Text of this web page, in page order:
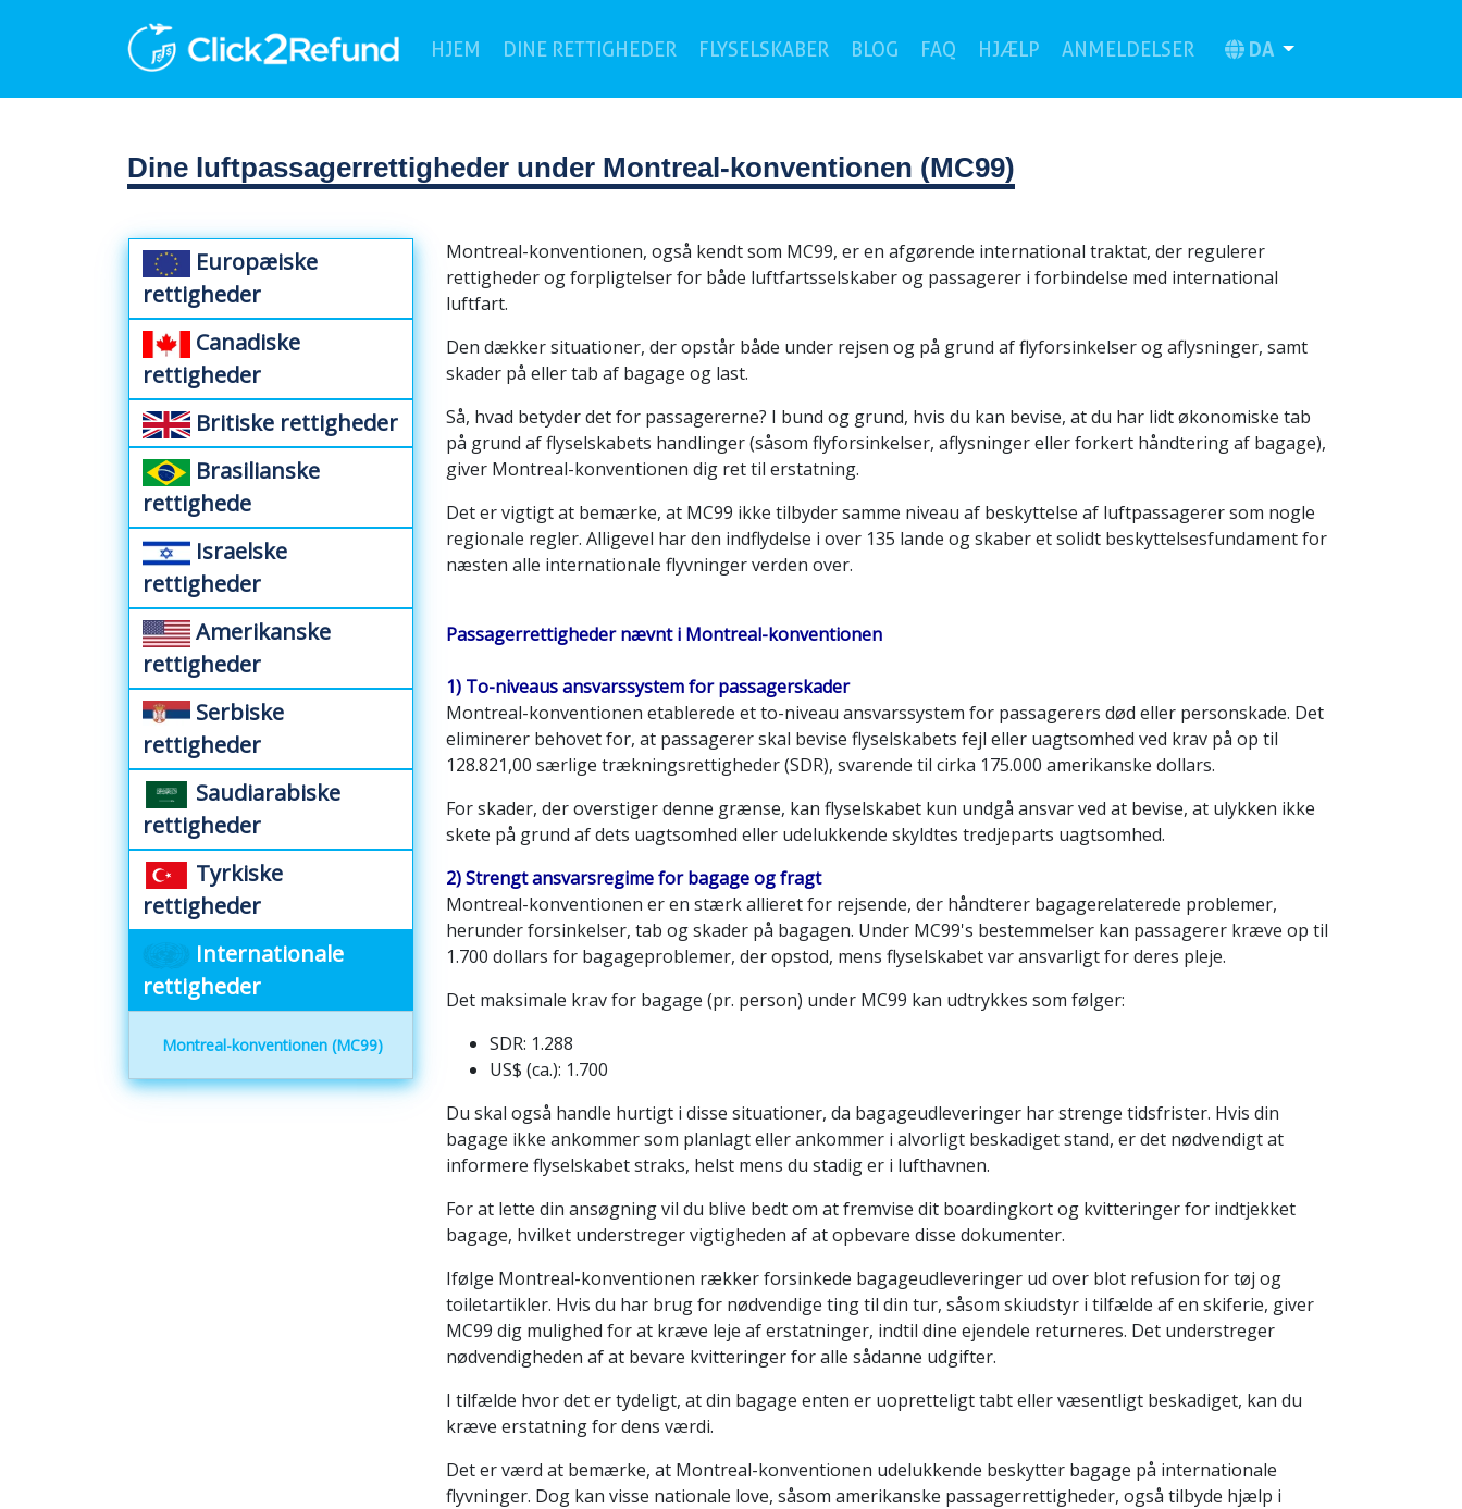
HJEM DINE RETTIGHEDER FLYSELSKABER BLOG FAQ(current)
HJÆLP ANMELDELSER DA
Dine luftpassagerrettigheder under Montreal-konventionen (MC99)
Europæiske
rettigheder
Canadiske
rettigheder
Britiske rettigheder
Brasilianske
rettighede
Israelske
rettigheder
Amerikanske
rettigheder
Serbiske
rettigheder
Saudiarabiske
rettigheder
Tyrkiske
rettigheder
Internationale
rettigheder
Montreal-konventionen (MC99)
Montreal-konventionen, også kendt som MC99, er en afgørende international traktat, der regulerer
rettigheder og forpligtelser for både luftfartsselskaber og passagerer i forbindelse med international
luftfart.
Den dækker situationer, der opstår både under rejsen og på grund af flyforsinkelser og aflysninger, samt
skader på eller tab af bagage og last.
Så, hvad betyder det for passagererne? I bund og grund, hvis du kan bevise, at du har lidt økonomiske tab
på grund af flyselskabets handlinger (såsom flyforsinkelser, aflysninger eller forkert håndtering af bagage),
giver Montreal-konventionen dig ret til erstatning.
Det er vigtigt at bemærke, at MC99 ikke tilbyder samme niveau af beskyttelse af luftpassagerer som nogle
regionale regler. Alligevel har den indflydelse i over 135 lande og skaber et solidt beskyttelsesfundament for
næsten alle internationale flyvninger verden over.
Passagerrettigheder nævnt i Montreal-konventionen
1) To-niveaus ansvarssystem for passagerskader
Montreal-konventionen etablerede et to-niveau ansvarssystem for passagerers død eller personskade. Det
eliminerer behovet for, at passagerer skal bevise flyselskabets fejl eller uagtsomhed ved krav på op til
128.821,00 særlige trækningsrettigheder (SDR), svarende til cirka 175.000 amerikanske dollars.
For skader, der overstiger denne grænse, kan flyselskabet kun undgå ansvar ved at bevise, at ulykken ikke
skete på grund af dets uagtsomhed eller udelukkende skyldtes tredjeparts uagtsomhed.
2) Strengt ansvarsregime for bagage og fragt
Montreal-konventionen er en stærk allieret for rejsende, der håndterer bagagerelaterede problemer,
herunder forsinkelser, tab og skader på bagagen. Under MC99's bestemmelser kan passagerer kræve op til
1.700 dollars for bagageproblemer, der opstod, mens flyselskabet var ansvarligt for deres pleje.
Det maksimale krav for bagage (pr. person) under MC99 kan udtrykkes som følger:
SDR: 1.288
US$ (ca.): 1.700
Du skal også handle hurtigt i disse situationer, da bagageudleveringer har strenge tidsfrister. Hvis din
bagage ikke ankommer som planlagt eller ankommer i alvorligt beskadiget stand, er det nødvendigt at
informere flyselskabet straks, helst mens du stadig er i lufthavnen.
For at lette din ansøgning vil du blive bedt om at fremvise dit boardingkort og kvitteringer for indtjekket
bagage, hvilket understreger vigtigheden af at opbevare disse dokumenter.
Ifølge Montreal-konventionen rækker forsinkede bagageudleveringer ud over blot refusion for tøj og
toiletartikler. Hvis du har brug for nødvendige ting til din tur, såsom skiudstyr i tilfælde af en skiferie, giver
MC99 dig mulighed for at kræve leje af erstatninger, indtil dine ejendele returneres. Det understreger
nødvendigheden af at bevare kvitteringer for alle sådanne udgifter.
I tilfælde hvor det er tydeligt, at din bagage enten er uopretteligt tabt eller væsentligt beskadiget, kan du
kræve erstatning for dens værdi.
Det er værd at bemærke, at Montreal-konventionen udelukkende beskytter bagage på internationale
flyvninger. Dog kan visse nationale love, såsom amerikanske passagerrettigheder, også tilbyde hjælp i